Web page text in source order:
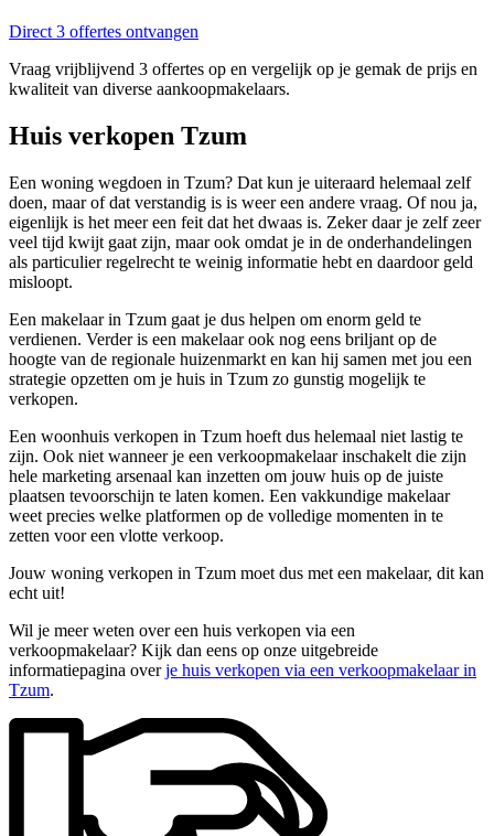
Direct 3 offertes ontvangen
Vraag vrijblijvend 3 offertes op en vergelijk op je gemak de prijs en
kwaliteit van diverse aankoopmakelaars.
Huis verkopen Tzum
Een woning wegdoen in Tzum? Dat kun je uiteraard helemaal zelf
doen, maar of dat verstandig is is weer een andere vraag. Of nou ja,
eigenlijk is het meer een feit dat het dwaas is. Zeker daar je zelf zeer
veel tijd kwijt gaat zijn, maar ook omdat je in de onderhandelingen
als particulier regelrecht te weinig informatie hebt en daardoor geld
misloopt.
Een makelaar in Tzum gaat je dus helpen om enorm geld te
verdienen. Verder is een makelaar ook nog eens briljant op de
hoogte van de regionale huizenmarkt en kan hij samen met jou een
strategie opzetten om je huis in Tzum zo gunstig mogelijk te
verkopen.
Een woonhuis verkopen in Tzum hoeft dus helemaal niet lastig te
zijn. Ook niet wanneer je een verkoopmakelaar inschakelt die zijn
hele marketing arsenaal kan inzetten om jouw huis op de juiste
plaatsen tevoorschijn te laten komen. Een vakkundige makelaar
weet precies welke platformen op de volledige momenten in te
zetten voor een vlotte verkoop.
Jouw woning verkopen in Tzum moet dus met een makelaar, dit kan
echt uit!
Wil je meer weten over een huis verkopen via een
verkoopmakelaar? Kijk dan eens op onze uitgebreide
informatiepagina overje huis verkopen via een verkoopmakelaar in
Tzum.